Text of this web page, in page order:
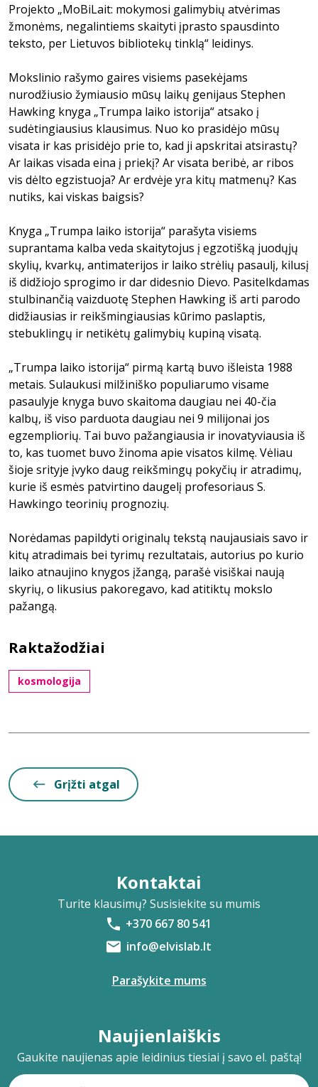
Projekto „MoBiLait: mokymosi galimybių atvėrimas
žmonėms, negalintiems skaityti įprasto spausdinto
teksto, per Lietuvos bibliotekų tinklą“ leidinys.
Mokslinio rašymo gaires visiems pasekėjams
nurodžiusio žymiausio mūsų laikų genijaus Stephen
Hawking knyga „Trumpa laiko istorija“ atsako į
sudėtingiausius klausimus. Nuo ko prasidėjo mūsų
visata ir kas prisidėjo prie to, kad ji apskritai atsirastų?
Ar laikas visada eina į priekį? Ar visata beribė, ar ribos
vis dėlto egzistuoja? Ar erdvėje yra kitų matmenų? Kas
nutiks, kai viskas baigsis?
Knyga „Trumpa laiko istorija“ parašyta visiems
suprantama kalba veda skaitytojus į egzotišką juodųjų
skylių, kvarkų, antimaterijos ir laiko strėlių pasaulį, kilusį
iš didžiojo sprogimo ir dar didesnio Dievo. Pasitelkdamas
stulbinančią vaizduotę Stephen Hawking iš arti parodo
didžiausias ir reikšmingiausias kūrimo paslaptis,
stebuklingų ir netikėtų galimybių kupiną visatą.
„Trumpa laiko istorija“ pirmą kartą buvo išleista 1988
metais. Sulaukusi milžiniško populiarumo visame
pasaulyje knyga buvo skaitoma daugiau nei 40-čia
kalbų, iš viso parduota daugiau nei 9 milijonai jos
egzempliorių. Tai buvo pažangiausia ir inovatyviausia iš
to, kas tuomet buvo žinoma apie visatos kilmę. Vėliau
šioje srityje įvyko daug reikšmingų pokyčių ir atradimų,
kurie iš esmės patvirtino daugelį profesoriaus S.
Hawkingo teorinių prognozių.
Norėdamas papildyti originalų tekstą naujausiais savo ir
kitų atradimais bei tyrimų rezultatais, autorius po kurio
laiko atnaujino knygos įžangą, parašė visiškai naują
skyrių, o likusius pakoregavo, kad atitiktų mokslo
pažangą.
Raktažodžiai
kosmologija
Grįžti atgal
Kontaktai
Turite klausimų? Susisiekite su mumis
+370 667 80 541
info@elvislab.lt
Parašykite mums
Naujienlaiškis
Gaukite naujienas apie leidinius tiesiai į savo el. paštą!